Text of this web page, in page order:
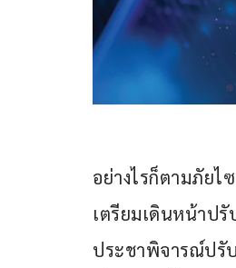
อย่างไรก็ตามภัยไ
เตรียมเดินหน้าปรั
ประชาพิจารณ์ปรับ